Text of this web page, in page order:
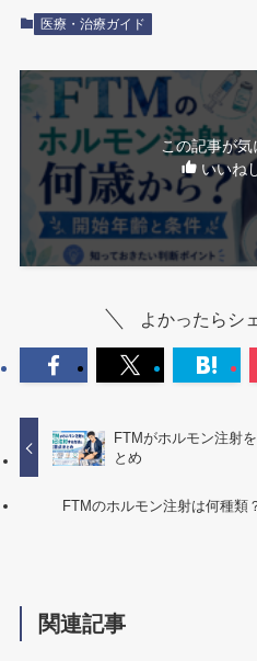
医療・治療ガイド
この記事が気
いいね
よかったらシ
FTMがホルモン注射
とめ
FTMのホルモン注射は何種類
関連記事